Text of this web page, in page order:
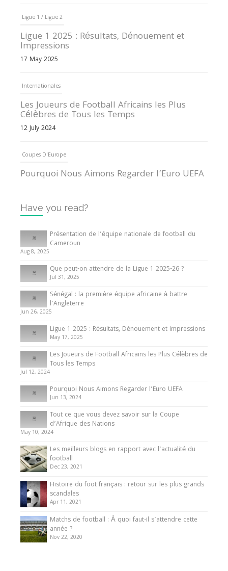
Ligue 1 / Ligue 2
Ligue 1 2025 : Résultats, Dénouement et
Impressions
17 May 2025
Internationales
Les Joueurs de Football Africains les Plus
Célèbres de Tous les Temps
12 July 2024
Coupes D'Europe
Pourquoi Nous Aimons Regarder l’Euro UEFA
Internationales
Tout ce que vous devez savoir sur la Coupe
d’Afrique des Nations
10 May 2024
Internationales
Présentation de l’équipe nationale de football
du Cameroun
8 August 2025
Have you read?
Présentation de l’équipe nationale de football du
Cameroun
Aug 8, 2025
Que peut-on attendre de la Ligue 1 2025-26 ?
Jul 31, 2025
Sénégal : la première équipe africaine à battre
l’Angleterre
Jun 26, 2025
Ligue 1 2025 : Résultats, Dénouement et Impressions
May 17, 2025
Les Joueurs de Football Africains les Plus Célèbres de
Tous les Temps
Jul 12, 2024
Pourquoi Nous Aimons Regarder l’Euro UEFA
Jun 13, 2024
Tout ce que vous devez savoir sur la Coupe
d’Afrique des Nations
May 10, 2024
Les meilleurs blogs en rapport avec l’actualité du
football
Dec 23, 2021
Histoire du foot français : retour sur les plus grands
scandales
Apr 11, 2021
Matchs de football : À quoi faut-il s’attendre cette
année ?
Nov 22, 2020